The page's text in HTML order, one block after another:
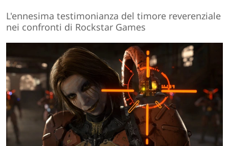
L'ennesima testimonianza del timore reverenziale
nei confronti di Rockstar Games